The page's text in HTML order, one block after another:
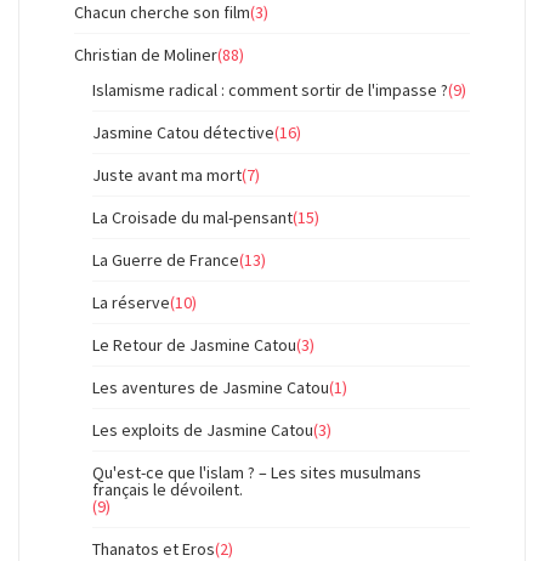
Chacun cherche son film(3)
Christian de Moliner(88)
Islamisme radical : comment sortir de l'impasse ?(9)
Jasmine Catou détective(16)
Juste avant ma mort(7)
La Croisade du mal-pensant(15)
La Guerre de France(13)
La réserve(10)
Le Retour de Jasmine Catou(3)
Les aventures de Jasmine Catou(1)
Les exploits de Jasmine Catou(3)
Qu'est-ce que l'islam ? – Les sites musulmans
français le dévoilent.
(9)
Thanatos et Eros(2)